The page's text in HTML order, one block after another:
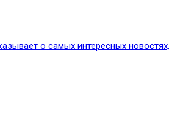
экономики,